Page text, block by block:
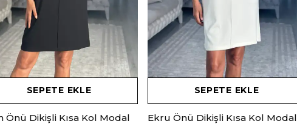
SEPETE EKLE
Önü Dikişli Kısa Kol Modal
SEPETE EKLE
Ekru Önü Dikişli Kısa Kol Modal